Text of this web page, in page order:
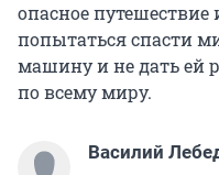
опасное путешествие
попытаться спасти
машину и не дать ей
по всему миру.
Василий